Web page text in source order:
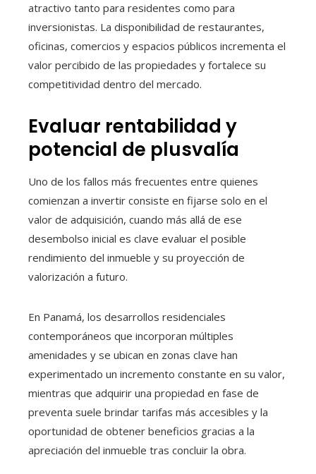
atractivo tanto para residentes como para
inversionistas. La disponibilidad de restaurantes,
oficinas, comercios y espacios públicos incrementa el
valor percibido de las propiedades y fortalece su
competitividad dentro del mercado.
Evaluar rentabilidad y
potencial de plusvalía
Uno de los fallos más frecuentes entre quienes
comienzan a invertir consiste en fijarse solo en el
valor de adquisición, cuando más allá de ese
desembolso inicial es clave evaluar el posible
rendimiento del inmueble y su proyección de
valorización a futuro.
En Panamá, los desarrollos residenciales
contemporáneos que incorporan múltiples
amenidades y se ubican en zonas clave han
experimentado un incremento constante en su valor,
mientras que adquirir una propiedad en fase de
preventa suele brindar tarifas más accesibles y la
oportunidad de obtener beneficios gracias a la
apreciación del inmueble tras concluir la obra.